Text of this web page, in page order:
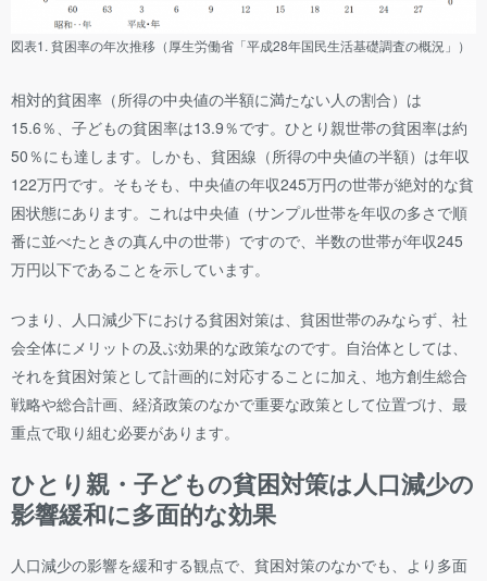
図表1. 貧困率の年次推移（厚生労働省「平成28年国民生活基礎調査の概況」）
相対的貧困率（所得の中央値の半額に満たない人の割合）は
15.6％、子どもの貧困率は13.9％です。ひとり親世帯の貧困率は約
50％にも達します。しかも、貧困線（所得の中央値の半額）は年収
122万円です。そもそも、中央値の年収245万円の世帯が絶対的な貧
困状態にあります。これは中央値（サンプル世帯を年収の多さで順
番に並べたときの真ん中の世帯）ですので、半数の世帯が年収245
万円以下であることを示しています。
つまり、人口減少下における貧困対策は、貧困世帯のみならず、社
会全体にメリットの及ぶ効果的な政策なのです。自治体としては、
それを貧困対策として計画的に対応することに加え、地方創生総合
戦略や総合計画、経済政策のなかで重要な政策として位置づけ、最
重点で取り組む必要があります。
ひとり親・子どもの貧困対策は人口減少の
影響緩和に多面的な効果
人口減少の影響を緩和する観点で、貧困対策のなかでも、より多面